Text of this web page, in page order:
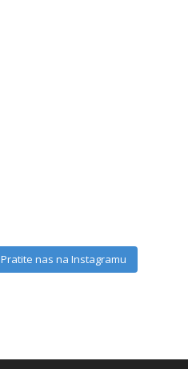
Pratite nas na Instagramu